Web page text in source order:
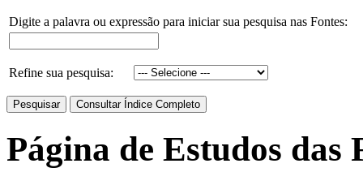
Digite a palavra ou expressão para iniciar sua pesquisa nas Fontes:
Refine sua pesquisa:
Página de Estudos das